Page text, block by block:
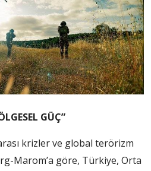
GÜÇ”
krizler ve global terörizm
Marom’a göre, Türkiye, Orta